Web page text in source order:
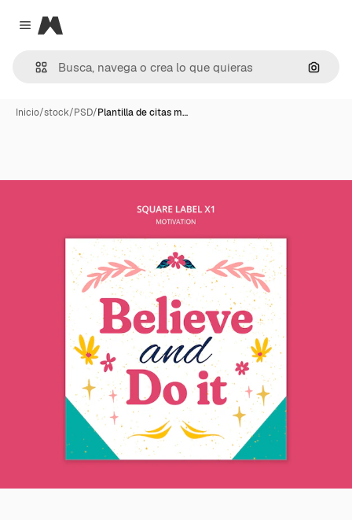
Close menu
Magnific
Inicio/stock/PSD/Plantilla de citas m…